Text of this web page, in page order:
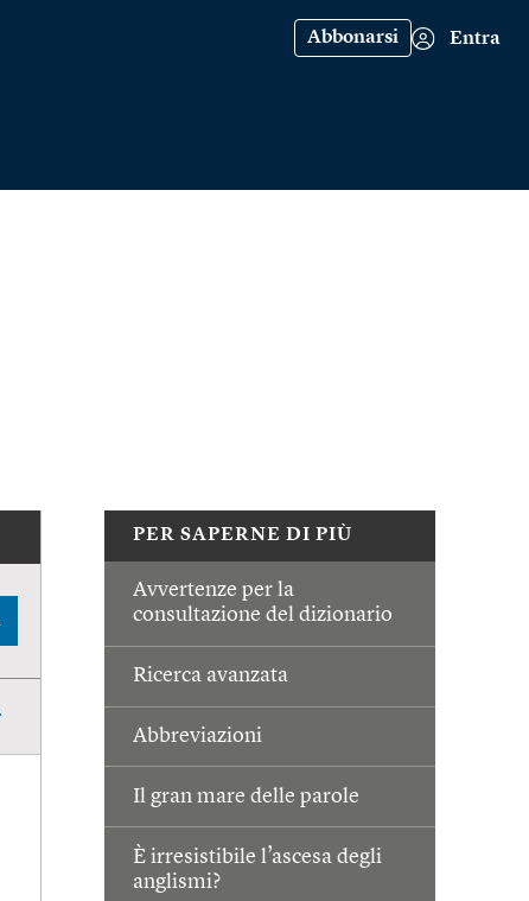
Abbonarsi Entra
PER SAPERNE DI PIÙ
Avvertenze per la
consultazione del dizionario
Ricerca avanzata
Abbreviazioni
Il gran mare delle parole
È irresistibile l’ascesa degli
anglismi?